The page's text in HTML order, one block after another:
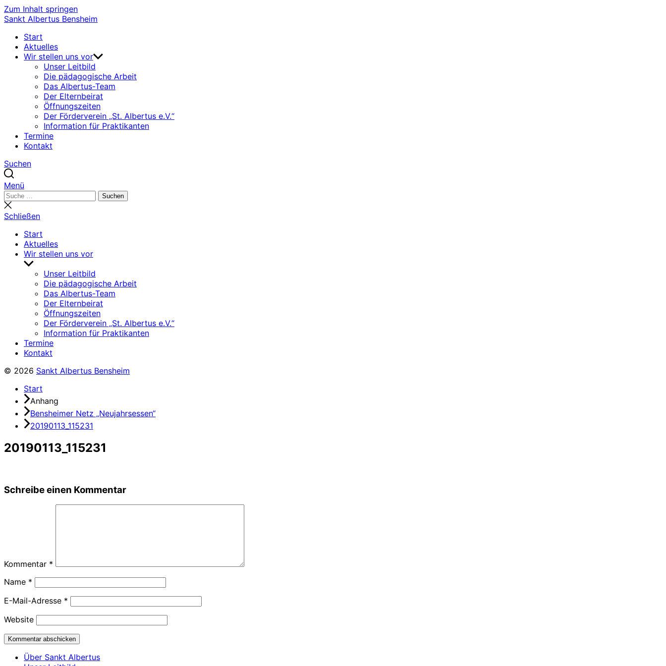
Zum Inhalt springen
Sankt Albertus Bensheim
Start
Aktuelles
Wir stellen uns vor
Unser Leitbild
Die pädagogische Arbeit
Das Albertus-Team
Der Elternbeirat
Öffnungszeiten
Der Förderverein „St. Albertus e.V.“
Information für Praktikanten
Termine
Kontakt
Suchen
Menü
Suchen
nach:
Suchen
Suche
schließen
Schließen
Start
Aktuelles
Wir stellen uns vor
Untermenü
anzeigenUnser Leitbild
Die pädagogische Arbeit
Das Albertus-Team
Der Elternbeirat
Öffnungszeiten
Der Förderverein „St. Albertus e.V.“
Information für Praktikanten
Termine
Kontakt
© 2026 Sankt Albertus Bensheim
Start
Anhang
Bensheimer Netz „Neujahrsessen“
20190113_115231
20190113_115231
Schreibe einen Kommentar
Kommentar *
Name *
E-Mail-Adresse *
Website
Über Sankt Albertus